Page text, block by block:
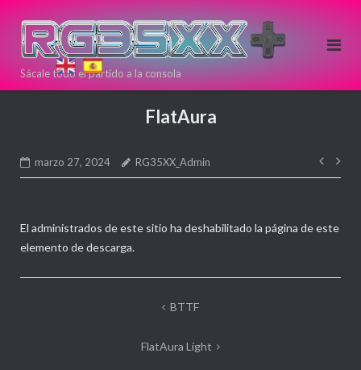
contenido
Sácale todo el partido a la consola
FlatAura
marzo 27, 2024 RG35XX_Admin
de
El administrados de este sitio ha deshabilitado la página de este
elemento de descarga.
BTTF
FlatAura Light
Si estas
comprar una
consola Retro
Directamente
desde >>
ANBERNIC
<<